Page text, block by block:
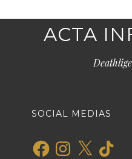
ACTA
SOCIAL MEDIAS
FacebookInstagram
X TikTok